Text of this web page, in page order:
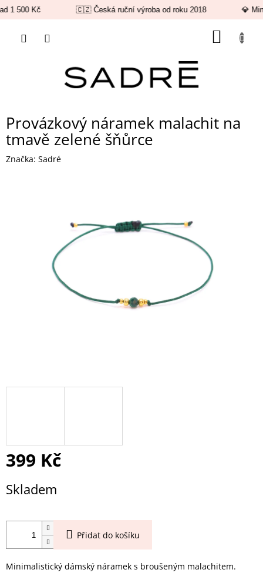
1 500 Kč 🇨🇿 Česká ruční výroba od roku 2018 💎
Provázkový náramek malachit na
tmavě zelené šňůrce
Značka: Sadré
399 Kč
cena:
Skladem
Přidat do košíku
Minimalistický dámský náramek s broušeným malachitem.